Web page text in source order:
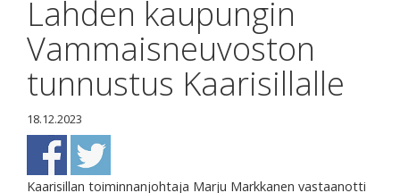
Lahden kaupungin
Vammaisneuvoston
tunnustus Kaarisillalle
18.12.2023
Kaarisillan toiminnanjohtaja Marju Markkanen vastaanotti